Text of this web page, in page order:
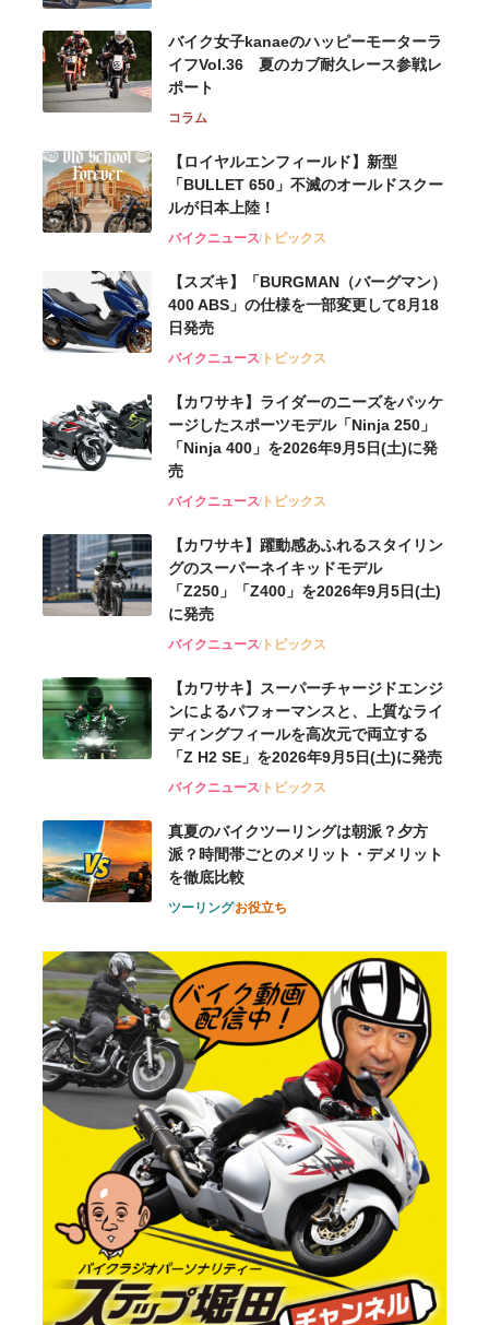
バイク女子kanaeのハッピーモーターラ
イフVol.36 夏のカブ耐久レース参戦レ
ポート
コラム
【ロイヤルエンフィールド】新型
「BULLET 650」不滅のオールドスクー
ルが⽇本上陸！
バイクニューストピックス
【スズキ】「BURGMAN（バーグマン）
400 ABS」の仕様を一部変更して8月18
日発売
バイクニューストピックス
【カワサキ】ライダーのニーズをパッケ
ージしたスポーツモデル「Ninja 250」
「Ninja 400」を2026年9月5日(土)に発
売
バイクニューストピックス
【カワサキ】躍動感あふれるスタイリン
グのスーパーネイキッドモデル
「Z250」「Z400」を2026年9月5日(土)
に発売
バイクニューストピックス
【カワサキ】スーパーチャージドエンジ
ンによるパフォーマンスと、上質なライ
ディングフィールを高次元で両立する
「Z H2 SE」を2026年9月5日(土)に発売
バイクニューストピックス
真夏のバイクツーリングは朝派？夕方
派？時間帯ごとのメリット・デメリット
を徹底比較
ツーリングお役立ち